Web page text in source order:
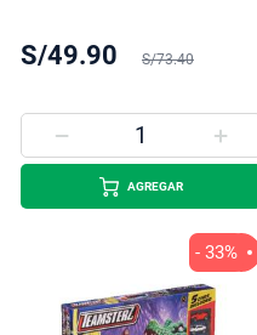
S/49.90 S/73.40
AGREGAR
- 33%